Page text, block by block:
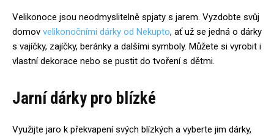
Velikonoce jsou neodmyslitelně spjaty s jarem. Vyzdobte svůj
domov velikonočními dárky od Nekupto, ať už se jedná o dárky
s vajíčky, zajíčky, beránky a dalšími symboly. Můžete si vyrobit i
vlastní dekorace nebo se pustit do tvoření s dětmi.
Jarní dárky pro blízké
Využijte jaro k překvapení svých blízkých a vyberte jim dárky,